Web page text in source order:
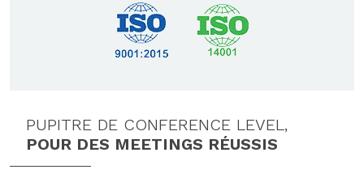
PUPITRE DE CONFERENCE LEVEL,
POUR DES MEETINGS RÉUSSIS